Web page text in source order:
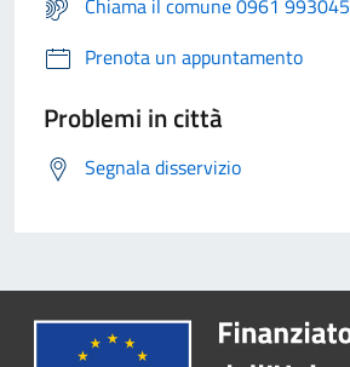
Chiama il comune 0961 993045
Prenota un appuntamento
Problemi in città
Segnala disservizio